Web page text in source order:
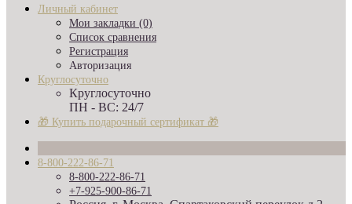
Личный кабинет
Мои закладки (0)
Список сравнения
Регистрация
Авторизация
Круглосуточно
Круглосуточно
ПН - ВС: 24/7
🎁 Купить подарочный сертификат 🎁
8-800-222-86-71
8-800-222-86-71
+7-925-900-86-71